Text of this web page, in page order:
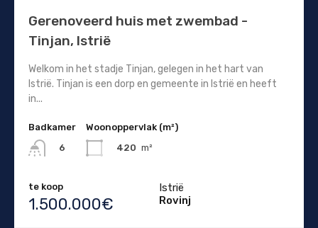
Gerenoveerd huis met zwembad -
Tinjan, Istrië
Welkom in het stadje Tinjan, gelegen in het hart van
Istrië. Tinjan is een dorp en gemeente in Istrië en heeft
in...
Badkamer
6
Woonoppervlak (m²)
420 m²
te koop
1.500.000€
Istrië
Rovinj